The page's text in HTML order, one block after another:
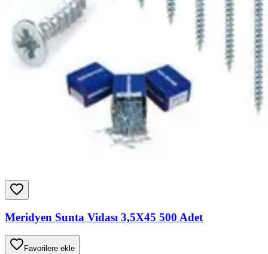
Meridyen Sunta Vidası 3,5X45 500 Adet
Favorilere ekle